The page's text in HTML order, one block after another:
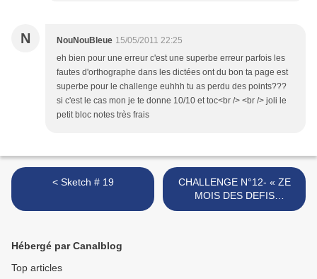
N NouNouBleue 15/05/2011 22:25
eh bien pour une erreur c'est une superbe erreur parfois les
fautes d'orthographe dans les dictées ont du bon ta page est
superbe pour le challenge euhhh tu as perdu des points???
si c'est le cas mon je te donne 10/10 et toc<br /> <br /> joli le
petit bloc notes très frais
< Sketch # 19
CHALLENGE N°12- « ZE
MOIS DES DEFIS
ZETIQUETTES" >
Hébergé par Canalblog
Top articles